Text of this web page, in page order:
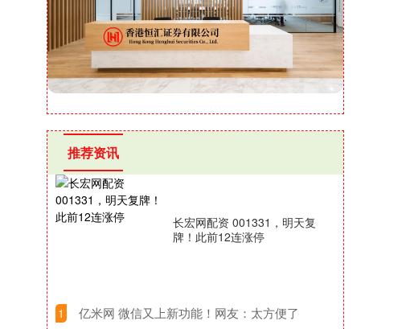
推荐资讯
长宏网配资 001331，明天复
牌！此前12连涨停
1 ​亿米网 微信又上新功能！网友：太方便了